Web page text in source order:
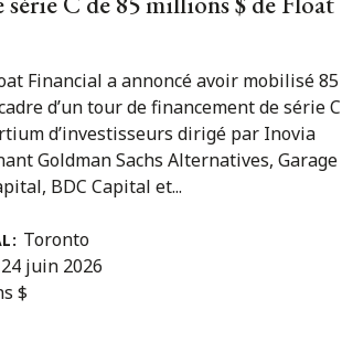
Financial a annoncé avoir mobilisé 85
d’un tour de financement de série C
d’investisseurs dirigé par Inovia
Goldman Sachs Alternatives, Garage
BDC Capital et...
Toronto
24 juin 2026
$